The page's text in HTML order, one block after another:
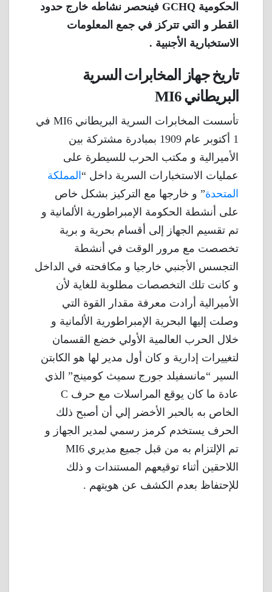
الحكومية GCHQ فينحصر نشاطه خارج حدود
القطر و التي تتركز في جمع المعلومات
الاستخبارية الأجنبية .
تاريخ جهاز المخابرات السرية
البريطاني MI6
تأسست المخابرات السرية البريطاني MI6 في
1 أكتوبر عام 1909 بمبادرة مشتركة بين
الأميرالية و مكتب الحرب للسيطرة على
عمليات الاستخبارات السرية داخل “ المملكة
المتحدة” و خارجها مع التركيز بشكل خاص
على أنشطة الحكومة الإمبراطورية الألمانية و
تم تقسيم الجهاز إلى أقسام بحرية و برية
تخصصت مع مرور الوقت في أنشطة
التجسس الأجنبي خارجيا و مكافحته في الداخل
و كانت تلك التخصصات مطلوبة للغاية لأن
الأميرالية أرادت معرفة مقدار القوة التي
وصلت إليها البحرية الإمبراطورية الألمانية و
خلال الحرب العالمية الأولي خضع القسمان
لتغييرات إدارية و كان أول مدير لها هو الكابتن
السير “مانسفيلد جورج سميث كومينج” الذي
عادة ما كان يوقع المراسلات مع حرف C
الخاص به بالحبر الأخضر إلي أن أصبح ذلك
الحرف يستخدم كرمز رسمي لمدير الجهاز و
تم الإلتزام به من قبل جميع مديري MI6
اللاحقين أثناء توقيعهم المستندات و ذلك
للإحتفاظ بعدم الكشف عن هويتهم .